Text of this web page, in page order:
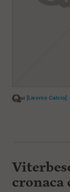
[Livorno Calcio]
cronaca